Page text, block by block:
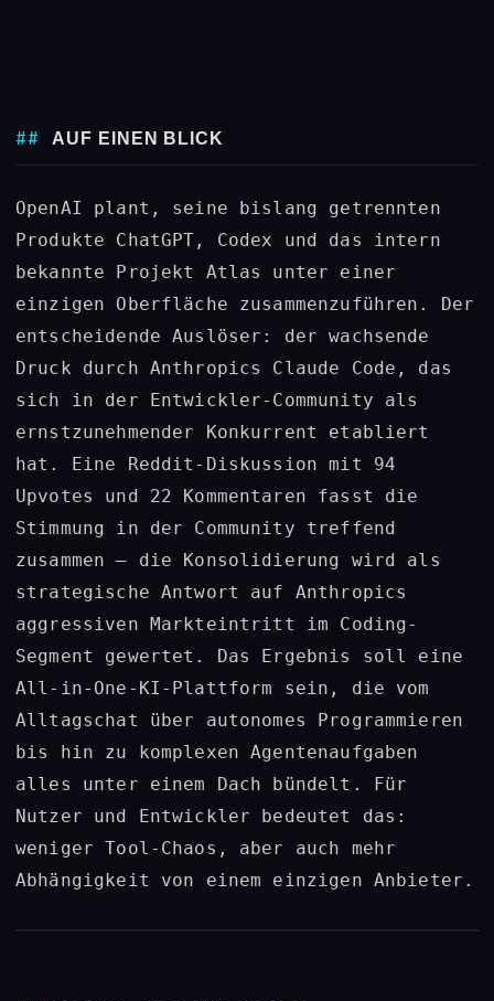
AUF EINEN BLICK
OpenAI plant, seine bislang getrennten
Produkte ChatGPT, Codex und das intern
bekannte Projekt Atlas unter einer
einzigen Oberfläche zusammenzuführen. Der
entscheidende Auslöser: der wachsende
Druck durch Anthropics Claude Code, das
sich in der Entwickler-Community als
ernstzunehmender Konkurrent etabliert
hat. Eine Reddit-Diskussion mit 94
Upvotes und 22 Kommentaren fasst die
Stimmung in der Community treffend
zusammen – die Konsolidierung wird als
strategische Antwort auf Anthropics
aggressiven Markteintritt im Coding-
Segment gewertet. Das Ergebnis soll eine
All-in-One-KI-Plattform sein, die vom
Alltagschat über autonomes Programmieren
bis hin zu komplexen Agentenaufgaben
alles unter einem Dach bündelt. Für
Nutzer und Entwickler bedeutet das:
weniger Tool-Chaos, aber auch mehr
Abhängigkeit von einem einzigen Anbieter.